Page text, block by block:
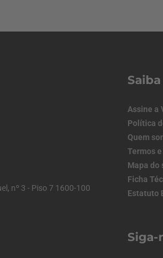
nº 3 - Piso 7 1600-100
Assine a
Política
Quem
Termos
Mapa do
Ficha
Estatuto
Siga-